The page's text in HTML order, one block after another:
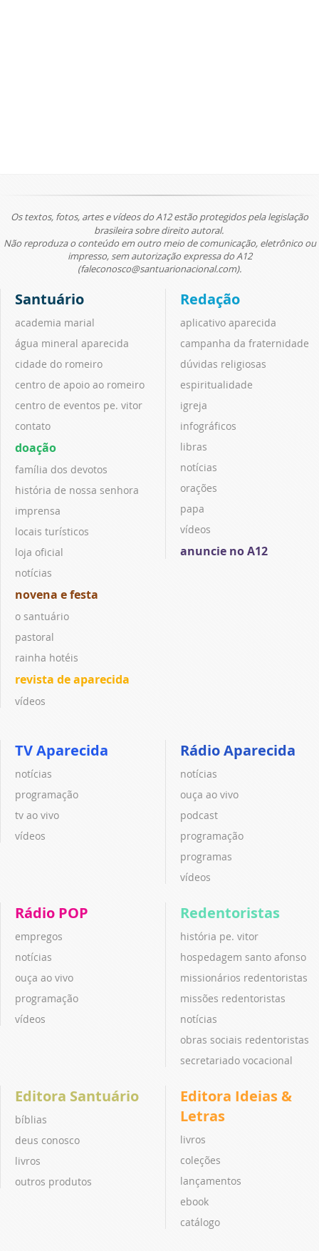
Os textos, fotos, artes e vídeos do A12 estão protegidos pela legislação
brasileira sobre direito autoral.
Não reproduza o conteúdo em outro meio de comunicação, eletrônico ou
impresso, sem autorização expressa do A12
(faleconosco@santuarionacional.com).
Santuário
academia marial
água mineral aparecida
cidade do romeiro
centro de apoio ao romeiro
centro de eventos pe. vitor
contato
doação
família dos devotos
história de nossa senhora
imprensa
locais turísticos
loja oficial
notícias
novena e festa
o santuário
pastoral
rainha hotéis
revista de aparecida
vídeos
Redação
aplicativo aparecida
campanha da fraternidade
dúvidas religiosas
espiritualidade
igreja
infográficos
libras
notícias
orações
papa
vídeos
anuncie no A12
TV Aparecida
notícias
programação
tv ao vivo
vídeos
Rádio Aparecida
notícias
ouça ao vivo
podcast
programação
programas
vídeos
Rádio POP
empregos
notícias
ouça ao vivo
programação
vídeos
Redentoristas
história pe. vitor
hospedagem santo afonso
missionários redentoristas
missões redentoristas
notícias
obras sociais redentoristas
secretariado vocacional
Editora Santuário
bíblias
deus conosco
livros
outros produtos
Editora Ideias &
Letras
livros
coleções
lançamentos
ebook
catálogo